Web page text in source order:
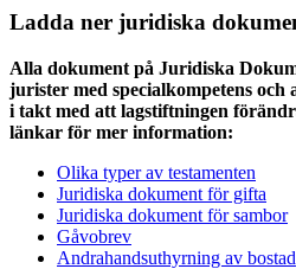
Ladda ner juridiska
Alla dokument på Juridiska
jurister med specialkompetens och
i takt med att lagstiftningen
länkar för mer information:
Olika typer av testamenten
Juridiska dokument för gifta
Juridiska dokument för sambor
Gåvobrev
Andrahandsuthyrning av bostad